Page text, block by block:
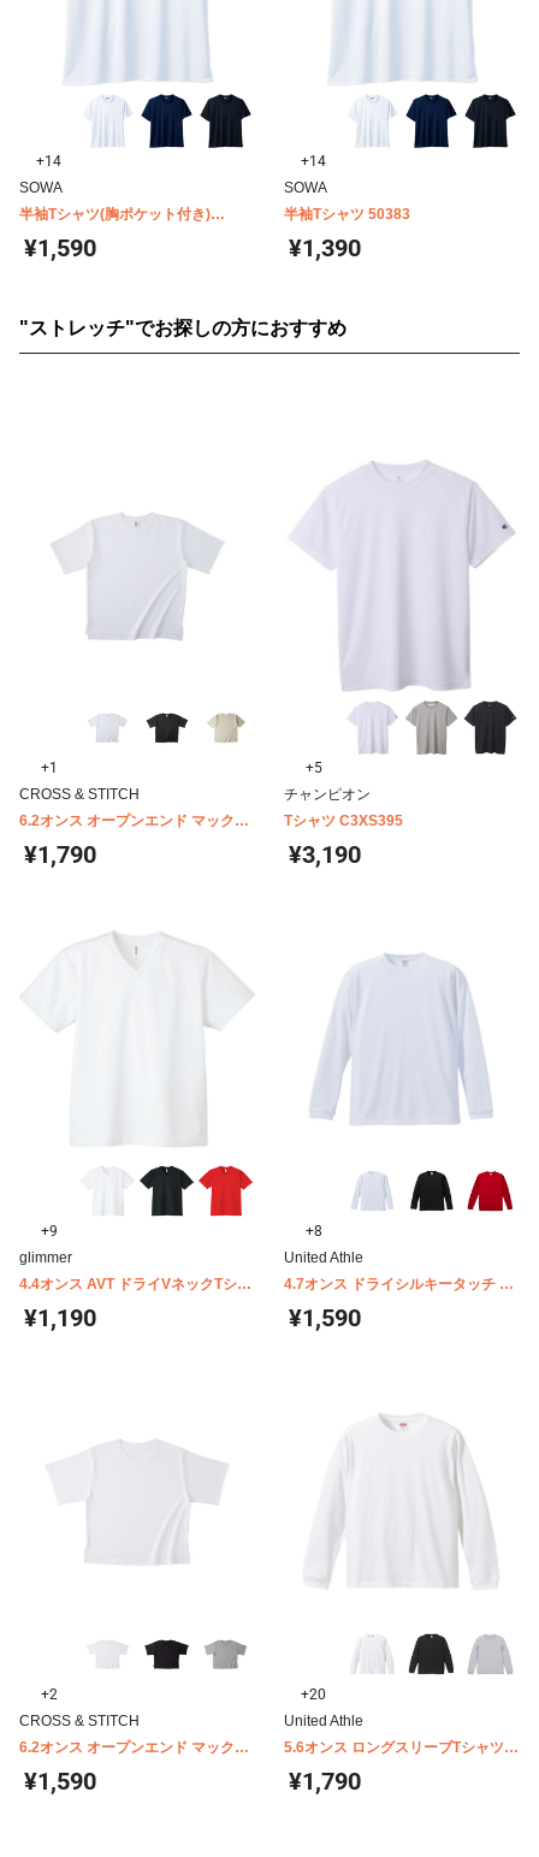
+14
SOWA
半袖Tシャツ(胸ポケット付き)
50381
¥1,590
+14
SOWA
半袖Tシャツ 50383
¥1,390
"ストレッチ"でお探しの方におすすめ
+1
CROSS & STITCH
6.2オンス オープンエンド マックス
ウェイト メンズオーバーTシャツ
OE1401
¥1,790
+5
チャンピオン
Tシャツ C3XS395
¥3,190
+9
glimmer
4.4オンス AVT ドライVネックTシャ
ツ 00337-AVT
¥1,190
+8
United Athle
4.7オンス ドライシルキータッチ ロ
ングスリーブTシャツ(ローブリード)
5089-01
¥1,590
+2
CROSS & STITCH
6.2オンス オープンエンド マックス
ウェイト ウィメンズオーバーTシャ
ツ OE1301
¥1,590
+20
United Athle
5.6オンス ロングスリーブTシャツ
(1.6インチリブ) 5011-01
¥1,790